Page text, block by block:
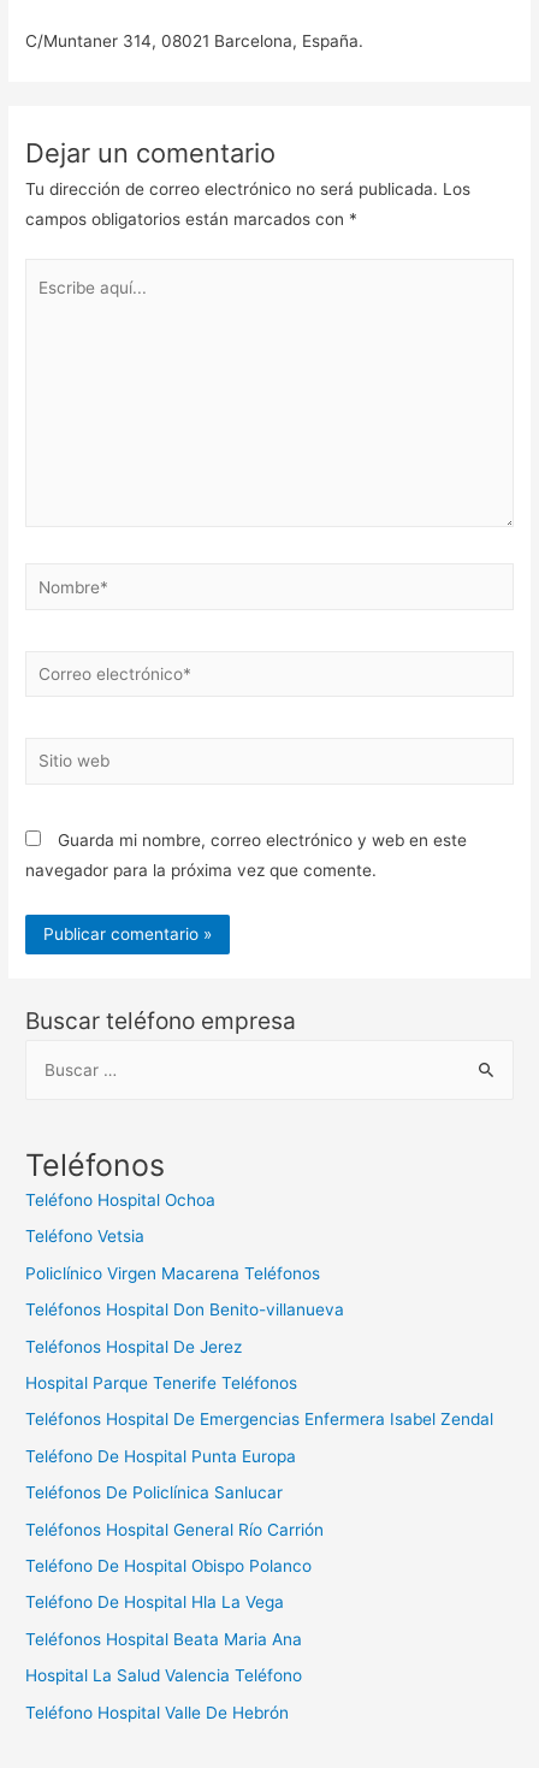
C/Muntaner 314, 08021 Barcelona, España.
Dejar un comentario
Tu dirección de correo electrónico no será publicada. Los
campos obligatorios están marcados con *
Nombre*
Correo
Sitio
Guarda mi nombre, correo electrónico y web en este
navegador para la próxima vez que comente.
Buscar teléfono empresa
c
Teléfonos
Teléfono Hospital Ochoa
Teléfono Vetsia
Policlínico Virgen Macarena Teléfonos
Teléfonos Hospital Don Benito-villanueva
Teléfonos Hospital De Jerez
Hospital Parque Tenerife Teléfonos
Teléfonos Hospital De Emergencias Enfermera Isabel Zendal
Teléfono De Hospital Punta Europa
Teléfonos De Policlínica Sanlucar
Teléfonos Hospital General Río Carrión
Teléfono De Hospital Obispo Polanco
Teléfono De Hospital Hla La Vega
Teléfonos Hospital Beata Maria Ana
Hospital La Salud Valencia Teléfono
Teléfono Hospital Valle De Hebrón